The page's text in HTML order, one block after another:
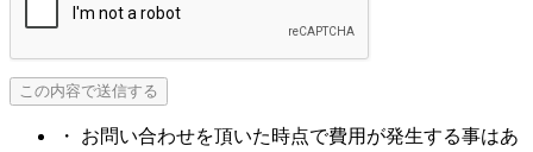
・ お問い合わせを頂いた時点で費用が発生する事はあ